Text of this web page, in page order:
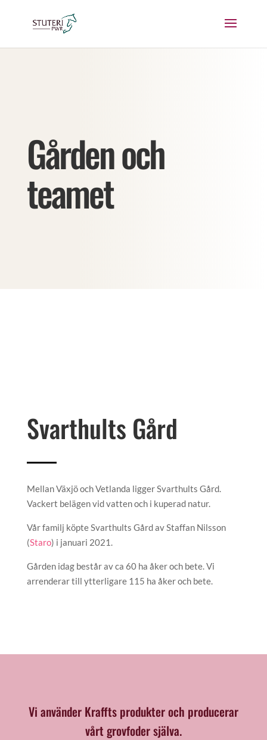
Gården och
teamet
Svarthults Gård
Mellan Växjö och Vetlanda ligger Svarthults Gård.
Vackert belägen vid vatten och i kuperad natur.
Vår familj köpte Svarthults Gård av Staffan Nilsson
(Staro) i januari 2021.
Gården idag består av ca 60 ha åker och bete. Vi
arrenderar till ytterligare 115 ha åker och bete.
Vi använder Kraffts produkter och producerar
vårt grovfoder själva.